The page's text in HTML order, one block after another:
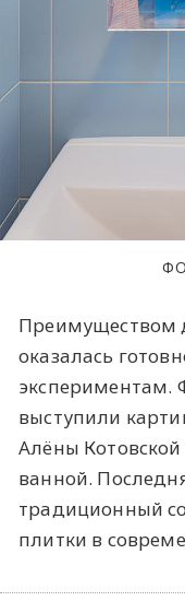
Преимуществом
оказалась
выступили
Алёны
ванной.
традиционный
плитки в